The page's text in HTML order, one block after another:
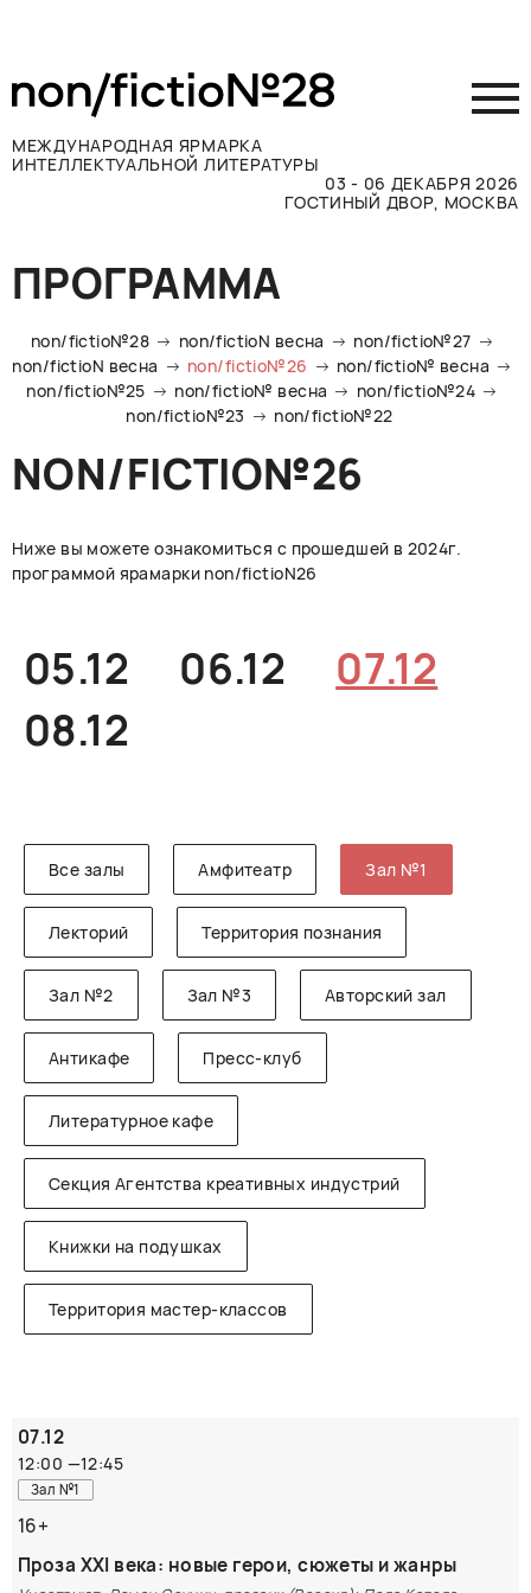
МЕЖДУНАРОДНАЯ ЯРМАРКА
ИНТЕЛЛЕКТУАЛЬНОЙ ЛИТЕРАТУРЫ
03 - 06 ДЕКАБРЯ 2026
ГОСТИНЫЙ ДВОР, МОСКВА
Принять участие
Участникам
Посетителям
Программа
Прессе
Контакты
РУССКИЙ ENGLISH CHINESE
ПРОГРАММА
non/fictio№28 non/fictioN весна
non/fictio№27
non/fictioN весна
non/fictio№26
non/fictio№ весна
non/fictio№25
non/fictio№ весна
non/fictio№24
non/fictio№23
non/fictio№22
NON/FICTIO№26
Ниже вы можете ознакомиться с прошедшей в 2024г.
программой ярамарки non/fictioN26
05.12 06.12
07.12
08.12
Все залы Амфитеатр Зал №1
Лекторий Территория познания
Зал №2 Зал №3 Авторский зал
Антикафе Пресс-клуб
Литературное кафе
Секция Агентства креативных индустрий
Книжки на подушках
Территория мастер-классов
07.12
12:00 —12:45
Зал №1
16+
Проза XXI века: новые герои, сюжеты и жанры